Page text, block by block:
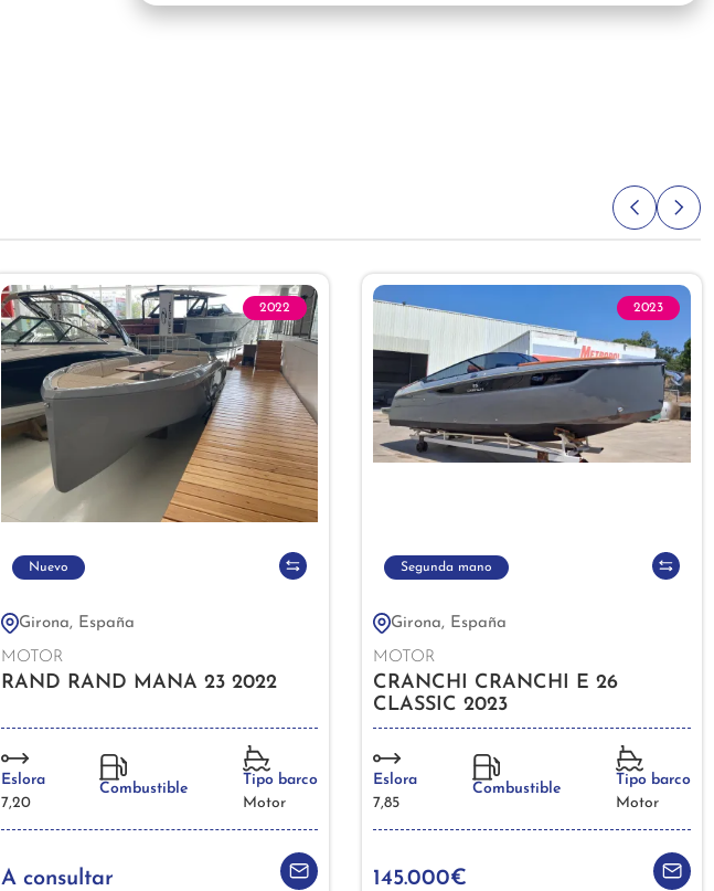
2022
Nuevo
Girona, España
MOTOR
RAND RAND MANA 23 2022
Eslora
7,20
Combustible
Tipo barco
Motor
A consultar
2023
Segunda mano
Girona, España
MOTOR
CRANCHI CRANCHI E 26
CLASSIC 2023
Eslora
7,85
Combustible
Tipo barco
Motor
145.000€